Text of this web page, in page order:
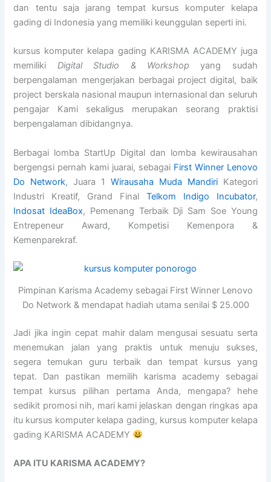
dan tentu saja jarang tempat kursus komputer kelapa
gading di Indonesia yang memiliki keunggulan seperti ini.
kursus komputer kelapa gading KARISMA ACADEMY juga
memiliki Digital Studio & Workshop yang sudah
berpengalaman mengerjakan berbagai project digital, baik
project berskala nasional maupun internasional dan seluruh
pengajar Kami sekaligus merupakan seorang praktisi
berpengalaman dibidangnya.
Berbagai lomba StartUp Digital dan lomba kewirausahan
bergengsi pernah kami juarai, sebagai First Winner Lenovo
Do Network, Juara 1 Wirausaha Muda MandiriKategori
Industri Kreatif, Grand Final Telkom Indigo Incubator,
Indosat IdeaBox, Pemenang Terbaik Dji Sam Soe Young
Entrepeneur Award, Kompetisi Kemenpora &
Kemenparekraf.
Pimpinan Karisma Academy sebagai First Winner Lenovo
Do Network & mendapat hadiah utama senilai $ 25.000
Jadi jika ingin cepat mahir dalam mengusai sesuatu serta
menemukan jalan yang praktis untuk menuju sukses,
segera temukan guru terbaik dan tempat kursus yang
tepat. Dan pastikan memilih karisma academy sebagai
tempat kursus pilihan pertama Anda, mengapa? hehe
sedikit promosi nih, mari kami jelaskan dengan ringkas apa
itu kursus komputer kelapa gading, kursus komputer kelapa
gading KARISMA ACADEMY
APA ITU KARISMA ACADEMY?